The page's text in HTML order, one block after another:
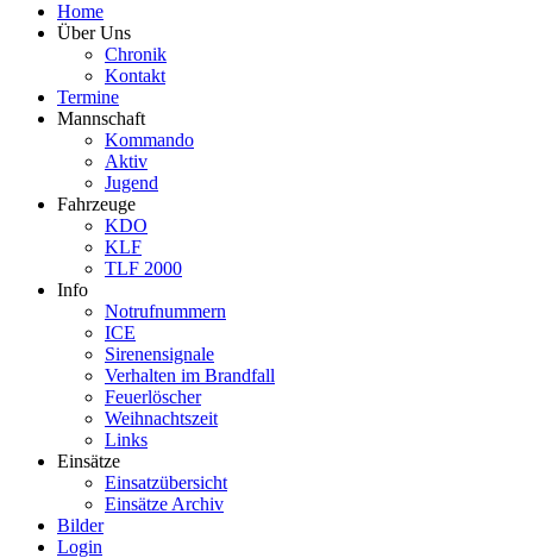
Home
Über Uns
Chronik
Kontakt
Termine
Mannschaft
Kommando
Aktiv
Jugend
Fahrzeuge
KDO
KLF
TLF 2000
Info
Notrufnummern
ICE
Sirenensignale
Verhalten im Brandfall
Feuerlöscher
Weihnachtszeit
Links
Einsätze
Einsatzübersicht
Einsätze Archiv
Bilder
Login